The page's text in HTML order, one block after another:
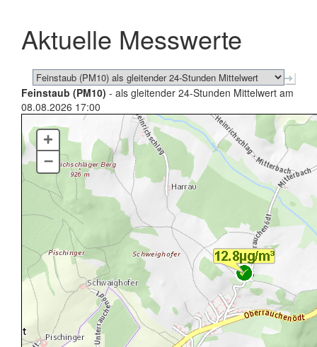
schließen
Aktuelle Messwerte
Feinstaub (PM10) - als gleitender 24-Stunden Mittelwert am
08.08.2026 17:00
+
–